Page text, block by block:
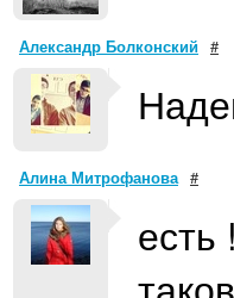
Александр Болконский #
Алина Митрофанова #